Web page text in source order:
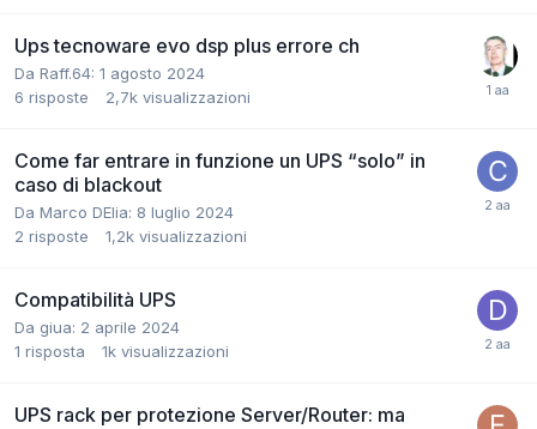
Ups tecnoware evo dsp plus errore ch
Da Raff.64: 1 agosto 2024
6 risposte 2,7k visualizzazioni
Come far entrare in funzione un UPS “solo” in
caso di blackout
Da Marco DElia: 8 luglio 2024
2 risposte 1,2k visualizzazioni
Compatibilità UPS
Da giua: 2 aprile 2024
1 risposta 1k visualizzazioni
UPS rack per protezione Server/Router: ma